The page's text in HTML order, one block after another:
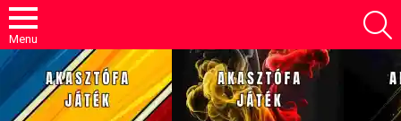
Menu
LATEST
STORIES